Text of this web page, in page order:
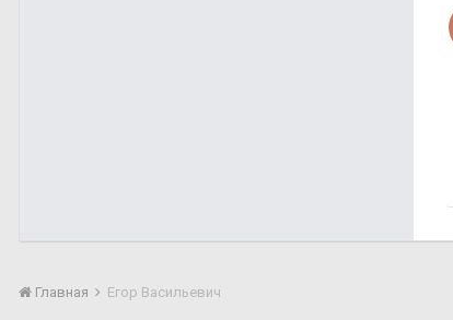
Главная Егор Васильевич